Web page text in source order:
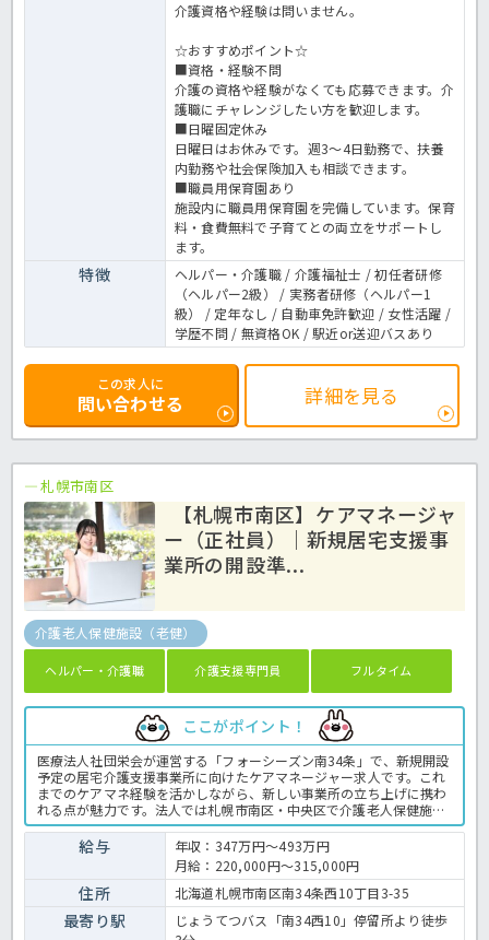
介護資格や経験は問いません。
☆おすすめポイント☆
■資格・経験不問
介護の資格や経験がなくても応募できます。介
護職にチャレンジしたい方を歓迎します。
■日曜固定休み
日曜日はお休みです。週3～4日勤務で、扶養
内勤務や社会保険加入も相談できます。
■職員用保育園あり
施設内に職員用保育園を完備しています。保育
料・食費無料で子育てとの両立をサポートし
ます。
特徴
ヘルパー・介護職 / 介護福祉士 / 初任者研修
（ヘルパー2級） / 実務者研修（ヘルパー1
級） / 定年なし / 自動車免許歓迎 / 女性活躍 /
学歴不問 / 無資格OK / 駅近or送迎バスあり
この求人に
問い合わせる 詳細を見る
札幌市南区
【札幌市南区】ケアマネージャ
ー（正社員）｜新規居宅支援事
業所の開設準...
介護老人保健施設（老健）
ヘルパー・介護職 介護支援専門員 フルタイム
ここがポイント！
医療法人社団栄会が運営する「フォーシーズン南34条」で、新規開設
予定の居宅介護支援事業所に向けたケアマネージャー求人です。これ
までのケアマネ経験を活かしながら、新しい事業所の立ち上げに携わ
れる点が魅力です。法人では札幌市南区・中央区で介護老人保健施設
を運営しており、安定した運営基盤があります。土日休みで年間休日
109日のため、仕事と生活のバランスを大切にしたい方にもおすすめ
です。介護支援専門員の業務全般です。〈介護支援専門員 正職員
介護老人保健施設の求人〉
給与
年収：347万円～493万円
月給：220,000円～315,000円
住所 北海道札幌市南区南34条西10丁目3-35
最寄り駅
じょうてつバス「南34西10」停留所より徒歩